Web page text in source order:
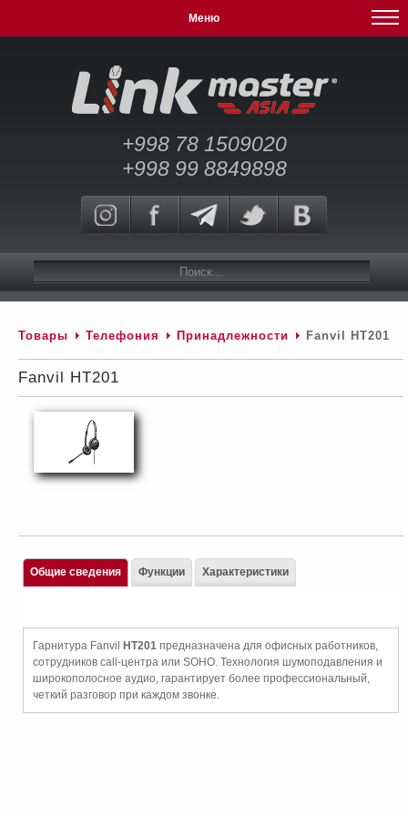
Меню
+998 78 1509020
+998 99 8849898
Товары Телефония Принадлежности Fanvil HT201
Fanvil HT201
Общие сведения
Гарнитура Fanvil HT201 предназначена для офисных работников,
сотрудников call-центра или SOHO. Технология шумоподавления и
широкополосное аудио, гарантирует более профессиональный,
четкий разговор при каждом звонке.
Функции Характеристики